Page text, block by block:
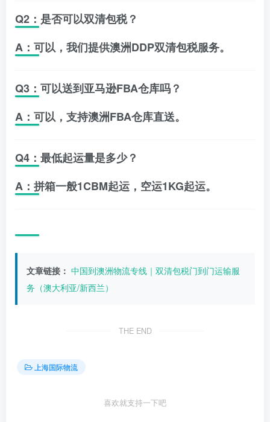
Q2：是否可以双清包税？
A：可以，我们提供澳洲DDP双清包税服务。
Q3：可以送到亚马逊FBA仓库吗？
A：可以，支持澳洲FBA仓库直送。
Q4：最低起运量是多少？
A：拼箱一般1CBM起运，空运1KG起运。
文章链接： 中国到澳洲物流专线｜双清包税门到门运输服
务（澳大利亚/新西兰）
THE END
上海国际物流
喜欢就支持一下吧